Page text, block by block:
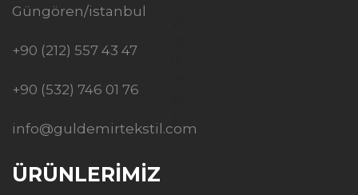
Güngören/istanbul
+90 (212) 557 43 47
+90 (532) 746 01 76
info@guldemirtekstil.com
ÜRÜNLERİMİZ